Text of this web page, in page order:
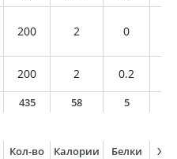
200 2 0
200 2 0.2
435 58 5
Кол-во Калории Белки